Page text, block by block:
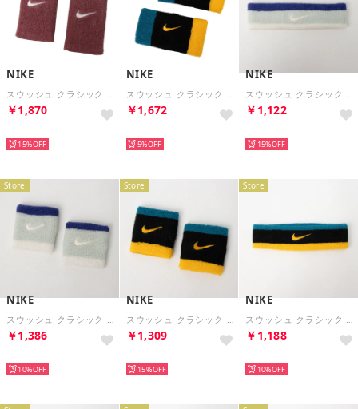
NIKE
スウッシュ クラシック リバーシブル ダブルワイド リストバンド 2PK （ピンクスモーク/ピンクライズ/ホワイト）
￥1,870
15%
NIKE
スウッシュ クラシック ダブルワイド リストバンド 2P （ブラック/グリーンアビス/ユニバーシティゴールド）
￥1,672
5%
NIKE
スウッシュ クラシック ヘッドバンド （ライトシルバー/ダークコンコルド/セイル）
￥1,122
15%
Store
NIKE
スウッシュ クラシック リストバンド 2P （ライトシルバー/ダークコンコルド/セイル）
￥1,386
10%
Store
NIKE
スウッシュ クラシック リストバンド 2P （ブラック/グリーンアビス/ユニバーシティゴールド）
￥1,309
15%
Store
NIKE
スウッシュ クラシック ヘッドバンド （ブラック/グリーンアビス/ユニバーシティゴールド）
￥1,188
10%